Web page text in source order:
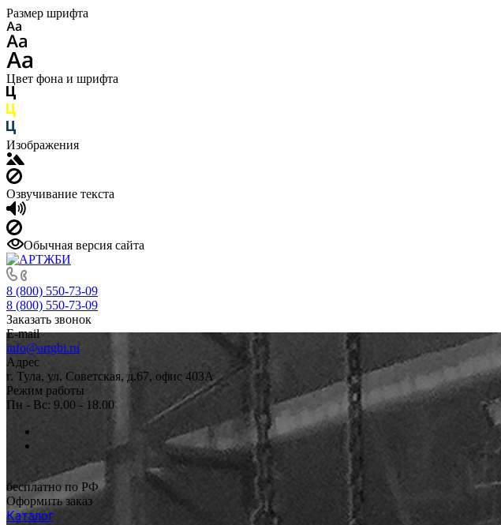
Размер шрифта
Цвет фона и шрифта
Изображения
Озвучивание текста
Обычная версия сайта
8 (800) 550-73-09
8 (800) 550-73-09
Заказать звонок
E-mail
info@artgbi.ru
Адрес
г. Тула, ул. Советская, д.67, офис 403А
Режим работы
Пн - Вс: 9.00 - 18.00
бесплатно по РФ
Оформить заказ
Каталог